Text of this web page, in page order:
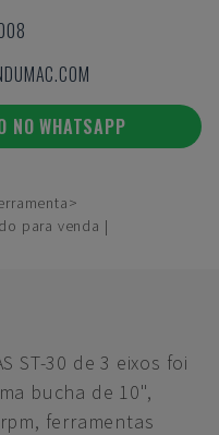
NO WHATSAPP
para venda |
ST-30 de 3 eixos foi
bucha de 10",
ferramentas